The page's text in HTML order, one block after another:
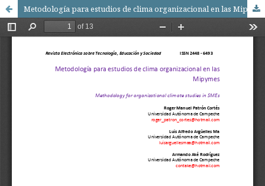
Metodología para estudios de clima organizacional en las Mipymes